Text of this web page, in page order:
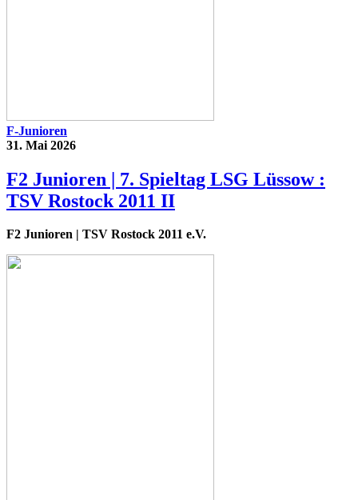
F-Junioren
31. Mai 2026
F2 Junioren | 7. Spieltag LSG Lüssow :
TSV Rostock 2011 II
F2 Junioren | TSV Rostock 2011 e.V.